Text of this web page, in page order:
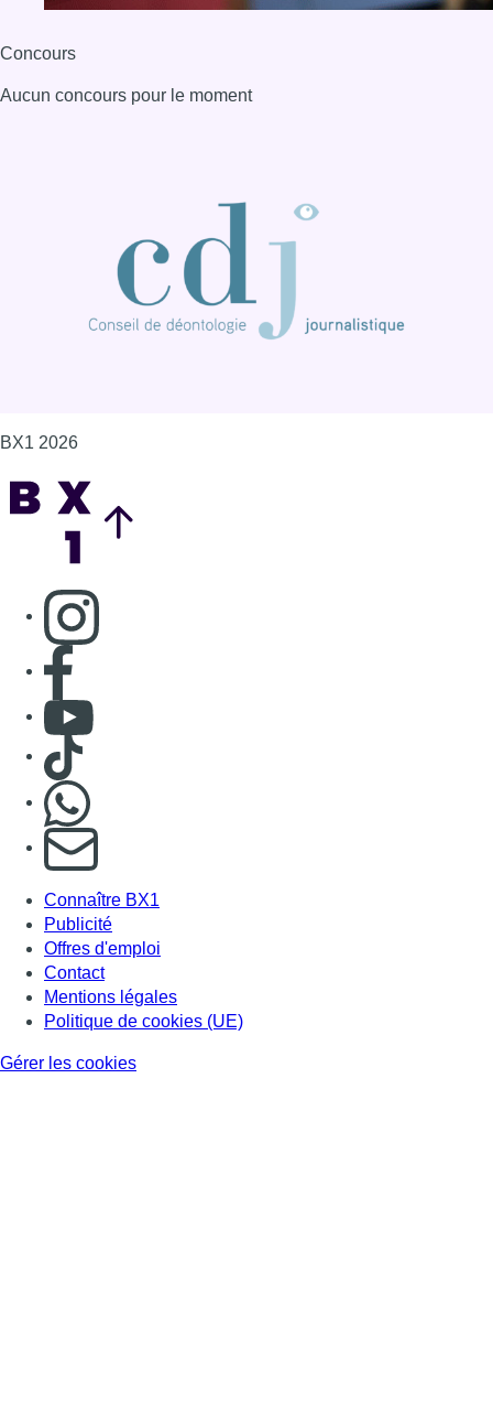
Concours
Aucun concours pour le moment
BX1 2026
Consulter page Instagram
Consulter page Facebook
Consulter Youtube
Consulter TikTok
S'abonner à notre newsletter
Connaître BX1
Publicité
Offres d'emploi
Contact
Mentions légales
Politique de cookies (UE)
Gérer les cookies